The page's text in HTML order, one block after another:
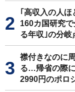
｢高収入の人
160カ国研究
る年収｣の分岐
襟付きなのに
る…帰省の際
2990円のポロ